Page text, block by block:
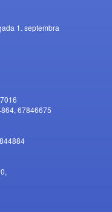
1. septembra
67846675